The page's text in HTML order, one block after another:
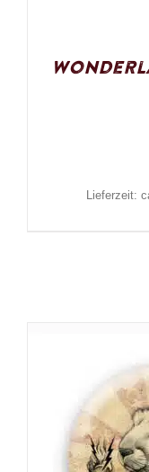
Lieferzeit: